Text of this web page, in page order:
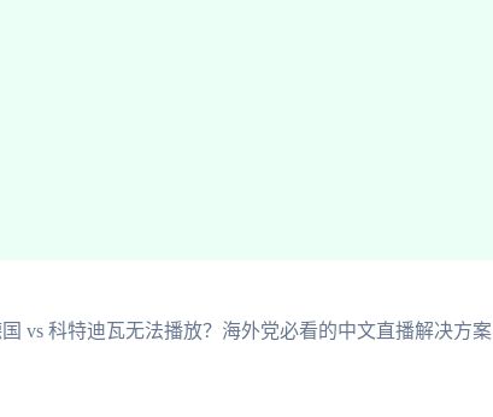
vs 科特迪瓦无法播放？海外党必看的中文直播解决方案